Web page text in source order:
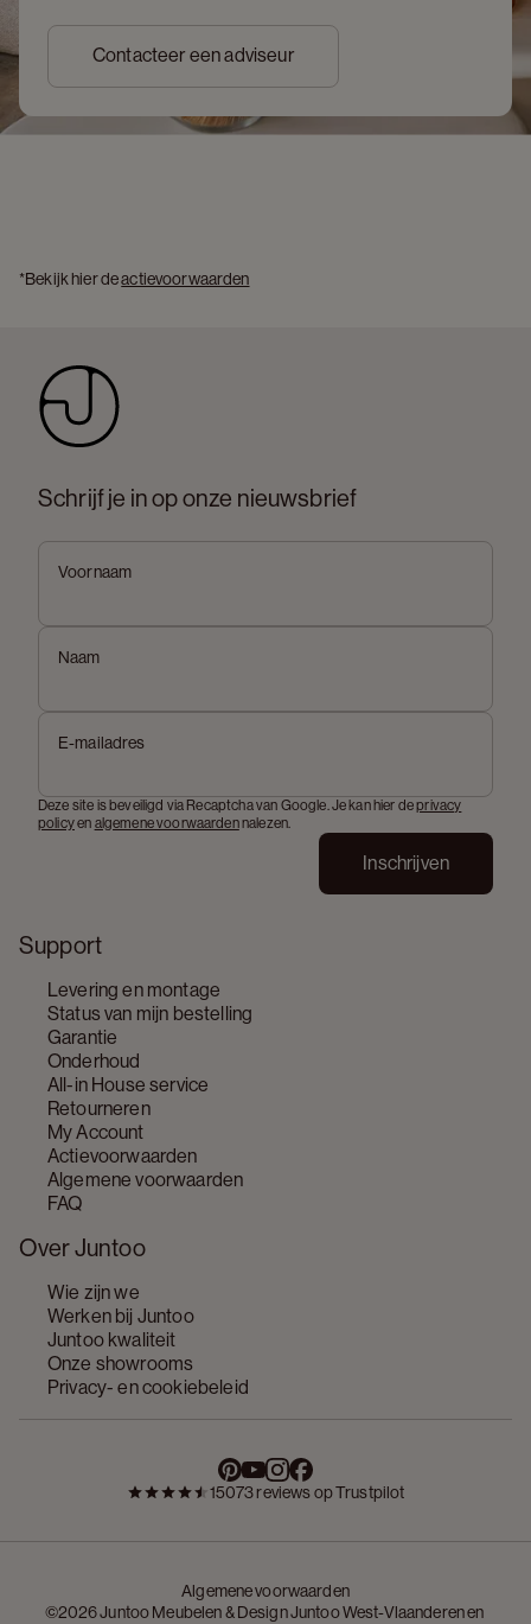
Contacteer een adviseur
*Bekijk hier de actievoorwaarden
Support
Levering en montage
Status van mijn bestelling
Garantie
Onderhoud
All-in House service
Retourneren
My Account
Actievoorwaarden
Algemene voorwaarden
FAQ
Over Juntoo
Wie zijn we
Werken bij Juntoo
Juntoo kwaliteit
Onze showrooms
Privacy- en cookiebeleid
Schrijf je in op onze nieuwsbrief
Voornaam
Naam
E-mailadres
Deze site is beveiligd via Recaptcha van Google. Je kan hier deprivacy
policyen algemene voorwaardennalezen.
Inschrijven
15073 reviews op Trustpilot
Algemene voorwaarden
©2026 Juntoo Meubelen & Design Juntoo West-Vlaanderen en